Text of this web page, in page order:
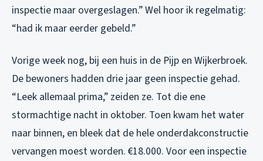
inspectie maar overgeslagen.” Wel hoor ik regelmatig:
“had ik maar eerder gebeld.”
Vorige week nog, bij een huis in de Pijp en Wijkerbroek.
De bewoners hadden drie jaar geen inspectie gehad.
“Leek allemaal prima,” zeiden ze. Tot die ene
stormachtige nacht in oktober. Toen kwam het water
naar binnen, en bleek dat de hele onderdakconstructie
vervangen moest worden. €18.000. Voor een inspectie